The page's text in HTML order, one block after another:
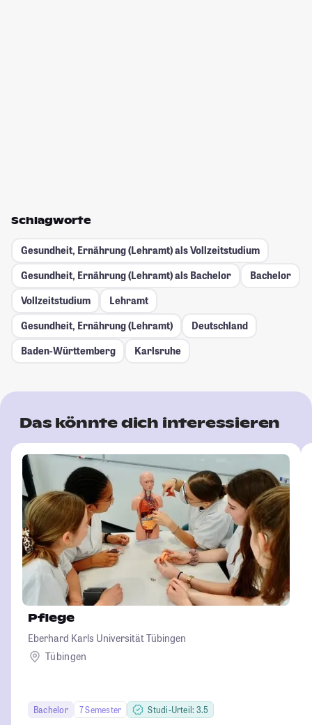
Schlagworte
Gesundheit, Ernährung (Lehramt) als Vollzeitstudium
Gesundheit, Ernährung (Lehramt) als Bachelor
Bachelor
Vollzeitstudium
Lehramt
Gesundheit, Ernährung (Lehramt)
Deutschland
Baden-Württemberg
Karlsruhe
Das könnte dich interessieren
Pflege
Eberhard Karls Universität Tübingen
Tübingen
Bachelor 7 Semester
Studi-Urteil: 3.5